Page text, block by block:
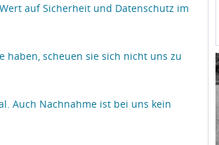
auf Sicherheit und Datenschutz im
haben, scheuen sie sich nicht uns zu
Auch Nachnahme ist bei uns kein